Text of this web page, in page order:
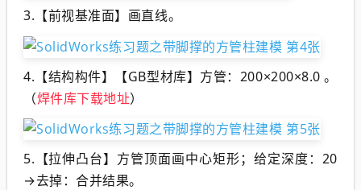
3.【前视基准面】画直线。
4.【结构构件】【GB型材库】方管：200×200×8.0 。
（焊件库下载地址）
5.【拉伸凸台】方管顶面画中心矩形；给定深度：20
→去掉：合并结果。